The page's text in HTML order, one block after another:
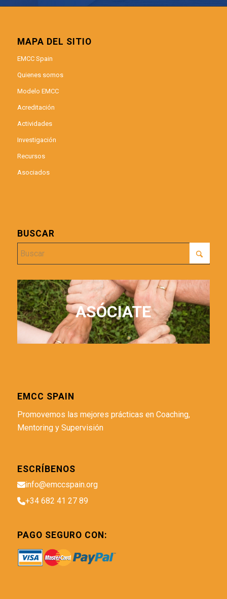
MAPA DEL SITIO
EMCC Spain
Quienes somos
Modelo EMCC
Acreditación
Actividades
Investigación
Recursos
Asociados
BUSCAR
ASÓCIATE
EMCC SPAIN
Promovemos las mejores prácticas en Coaching,
Mentoring y Supervisión
ESCRÍBENOS
info@emccspain.org
+34 682 41 27 89
PAGO SEGURO CON: